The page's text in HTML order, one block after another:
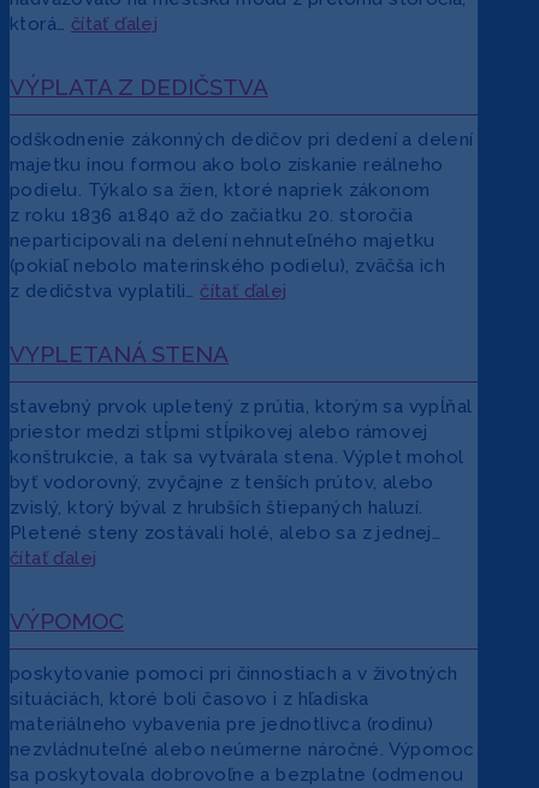
ktorá… čítať ďalej
VÝPLATA Z DEDIČSTVA
odškodnenie zákonných dedičov pri dedení a delení
majetku inou formou ako bolo získanie reálneho
podielu. Týkalo sa žien, ktoré napriek zákonom
z roku 1836 a1840 až do začiatku 20. storočia
neparticipovali na delení nehnuteľného majetku
(pokiaľ nebolo materinského podielu), zväčša ich
z dedičstva vyplatili… čítať ďalej
VYPLETANÁ STENA
stavebný prvok upletený z prútia, ktorým sa vypĺňal
priestor medzi stĺpmi stĺpikovej alebo rámovej
konštrukcie, a tak sa vytvárala stena. Výplet mohol
byť vodorovný, zvyčajne z tenších prútov, alebo
zvislý, ktorý býval z hrubších štiepaných haluzí.
Pletené steny zostávali holé, alebo sa z jednej…
čítať ďalej
VÝPOMOC
poskytovanie pomoci pri činnostiach a v životných
situáciách, ktoré boli časovo i z hľadiska
materiálneho vybavenia pre jednotlivca (rodinu)
nezvládnuteľné alebo neúmerne náročné. Výpomoc
sa poskytovala dobrovoľne a bezplatne (odmenou